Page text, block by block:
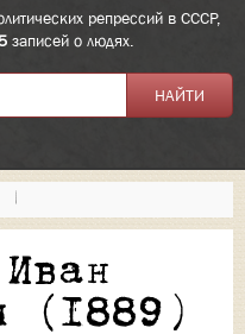
репрессий в СССР,
записей о людях.
|
(1889)